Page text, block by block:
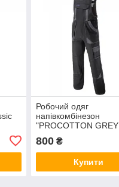
Робочий одяг
напівкомбінезон
"PROCOTTON GREY
800₴
Купити